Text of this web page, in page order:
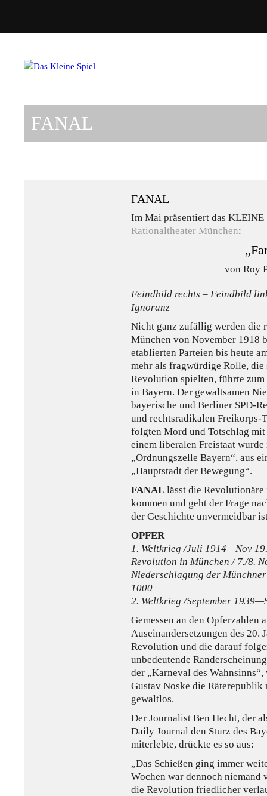
FANAL
FANAL
Im Mai präsentiert das KLEINE
Rationaltheater München:
von Roy
Feindbild rechts – Feindbild
Ignoranz
Nicht ganz zufällig werden die
München von November 1918
etablierten Parteien bis heute
mehr als fragwürdige Rolle,
Revolution spielten, führte
in Bayern. Der gewaltsamen
bayerische und Berliner SPD-
und rechtsradikalen Freikorps-
folgten Mord und Totschlag
einem liberalen Freistaat
„Ordnungszelle Bayern“, aus
„Hauptstadt der Bewegung“.
FANAL lässt die
kommen und geht der Frage
der Geschichte unvermeidbar
OPFER
1. Weltkrieg /Juli 1914—Nov
Revolution in München / 7./8.
Niederschlagung der
1000
2. Weltkrieg /September
Gemessen an den Opferzahlen
Auseinandersetzungen des 20.
Revolution und die darauf
unbedeutende
der „Karneval des
Gustav Noske die Räterepublik
gewaltlos.
Der Journalist Ben Hecht, der
Daily Journal den Sturz des
miterlebte, drückte es so aus:
„Das Schießen ging immer
Wochen war dennoch
die Revolution friedlicher